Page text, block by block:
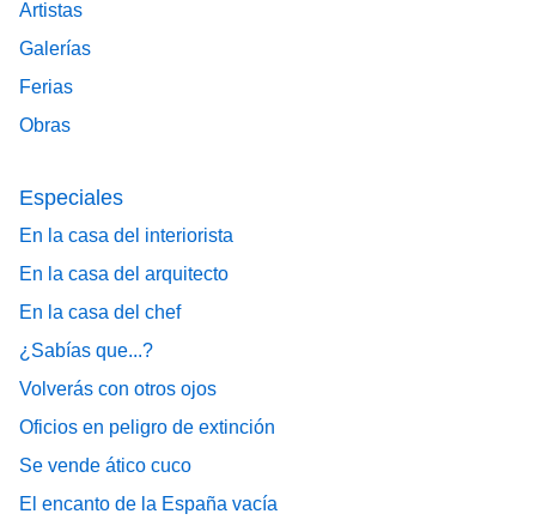
Artistas
Galerías
Ferias
Obras
Especiales
En la casa del interiorista
En la casa del arquitecto
En la casa del chef
¿Sabías que...?
Volverás con otros ojos
Oficios en peligro de extinción
Se vende ático cuco
El encanto de la España vacía